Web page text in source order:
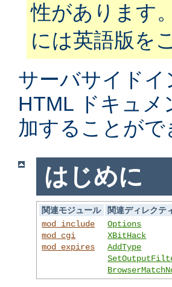
性があります
には英語版を
サーバサイド
HTML ドキュ
加することがで
はじめに
関連モジュール
関連ディレクテ
mod_include
mod_cgi
mod_expires
Options
XBitHack
AddType